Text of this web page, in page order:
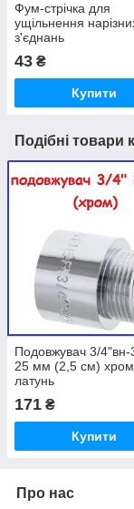
Фум-стрічка для
ущільнення
з'єднань
43 ₴
Купити
Подібні товари
Подовжувач 3/4"вн-
25 мм (2,5 см)
латунь
171 ₴
Купити
Про нас